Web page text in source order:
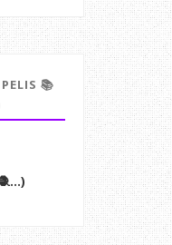
📚